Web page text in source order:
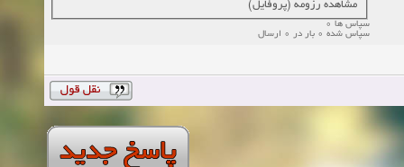
مشاهده رزومه (پروفایل)
سپاس ها 0
سپاس شده 0 بار در 0 ارسال